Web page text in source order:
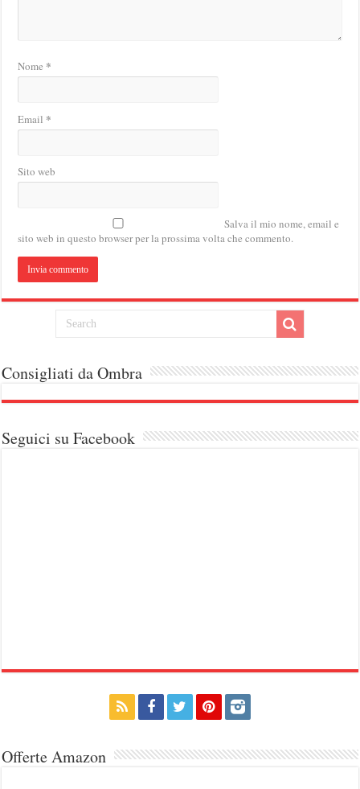
Nome *
Email *
Sito web
Salva il mio nome, email e
sito web in questo browser per la prossima volta che commento.
Consigliati da Ombra
Seguici su Facebook
Offerte Amazon